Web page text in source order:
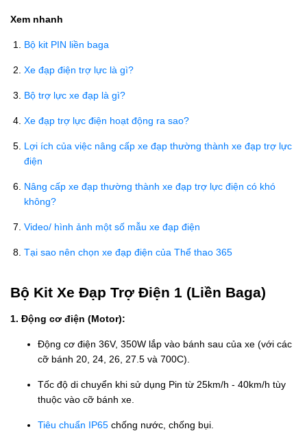
Xem nhanh
Bộ kit PIN liền baga
Xe đạp điện trợ lực là gì?
Bộ trợ lực xe đạp là gì?
Xe đạp trợ lực điện hoạt động ra sao?
Lợi ích của việc nâng cấp xe đạp thường thành xe đạp trợ lực
điện
Nâng cấp xe đạp thường thành xe đạp trợ lực điện có khó
không?
Video/ hình ảnh một số mẫu xe đạp điện
Tại sao nên chọn xe đạp điện của Thể thao 365
Bộ Kit Xe Đạp Trợ Điện 1 (Liền Baga)
1. Động cơ điện (Motor):
Động cơ điện 36V, 350W lắp vào bánh sau của xe (với các
cỡ bánh 20, 24, 26, 27.5 và 700C).
Tốc độ di chuyển khi sử dụng Pin từ 25km/h - 40km/h tùy
thuộc vào cỡ bánh xe.
Tiêu chuẩn IP65 chống nước, chống bụi.